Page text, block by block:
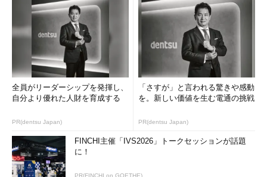
ワークロードをクラウドに移行しようとしている企業がこうし
た人材不足を克服するには、同業他社の移行に関する成功実績の
蓄積があるマネージドサービスプロバイダーやSIを利用するとよ
い。予想コストや予想されるコスト削減額を定量化し、それらを
必達目標として移行支援に取り組む用意がある企業をパートナー
に選ぶ必要がある。
分散型クラウドがサービスの可用性向上をサポート
2023年までに、大手クラウドサービス事業者は低遅延を要求
するアプリケーション向けにサービスのサブセットを提供する目
的で、ATM（現金自動預払機）のように拠点を分散する見通し
全員がリーダーシップを発揮し、
自分より優れた人財を育成する
PR(dentsu Japan)
「さすが」と言われる驚きや感動
を。新しい価値を生む電通の挑戦
PR(dentsu Japan)
FINCHI主催「IVS2026」トークセッションが話題
に！
PR(FINCHI on GOETHE)